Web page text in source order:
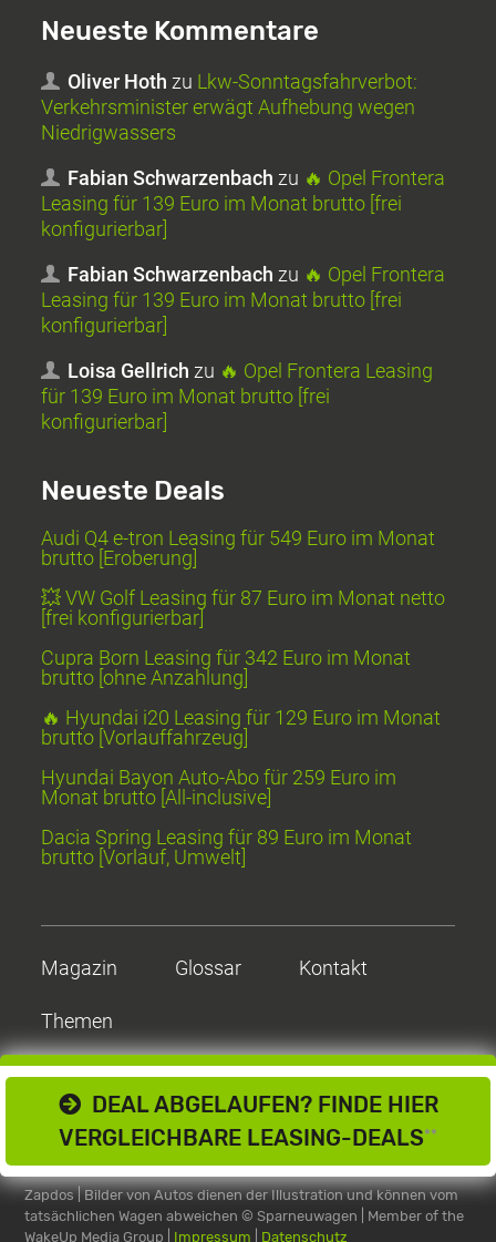
DEAL ABGELAUFEN? FINDE HIER
VERGLEICHBARE LEASING-DEALS**
Neueste Kommentare
Oliver Hoth zu Lkw-Sonntagsfahrverbot:
Verkehrsminister erwägt Aufhebung wegen
Niedrigwassers
Fabian Schwarzenbach zu 🔥 Opel Frontera
Leasing für 139 Euro im Monat brutto [frei
konfigurierbar]
Fabian Schwarzenbach zu 🔥 Opel Frontera
Leasing für 139 Euro im Monat brutto [frei
konfigurierbar]
Loisa Gellrich zu 🔥 Opel Frontera Leasing
für 139 Euro im Monat brutto [frei
konfigurierbar]
Neueste Deals
Audi Q4 e-tron Leasing für 549 Euro im Monat
brutto [Eroberung]
💥 VW Golf Leasing für 87 Euro im Monat netto
[frei konfigurierbar]
Cupra Born Leasing für 342 Euro im Monat
brutto [ohne Anzahlung]
🔥 Hyundai i20 Leasing für 129 Euro im Monat
brutto [Vorlauffahrzeug]
Hyundai Bayon Auto-Abo für 259 Euro im
Monat brutto [All-inclusive]
Dacia Spring Leasing für 89 Euro im Monat
brutto [Vorlauf, Umwelt]
Magazin Glossar Kontakt
Themen
Zapdos | Bilder von Autos dienen der Illustration und können vom
tatsächlichen Wagen abweichen© Sparneuwagen | Member of the
WakeUp Media Group | Impressum Datenschutz